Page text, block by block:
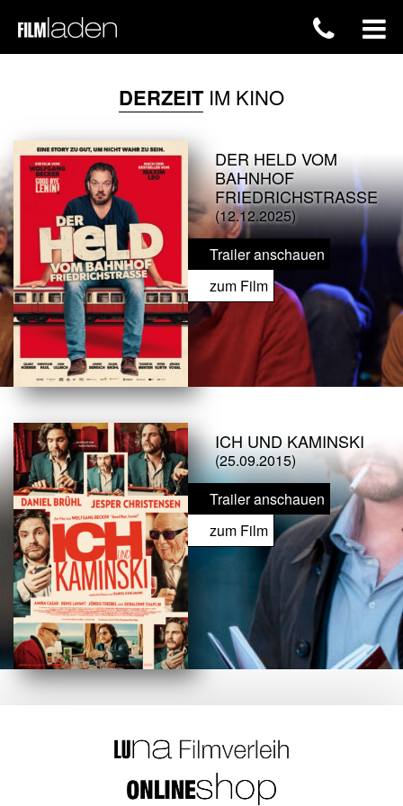
DERZEITIM KINO
DER HELD VOM
BAHNHOF
FRIEDRICHSTRASSE
(12.12.2025)
Trailer anschauen
zum Film
ICH UND KAMINSKI
(25.09.2015)
Trailer anschauen
zum Film